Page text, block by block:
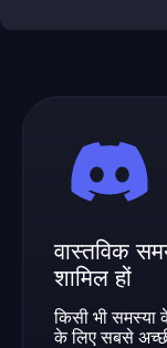
वास्तविक
शामिल हों
किसी भी समस्या
के लिए सबसे